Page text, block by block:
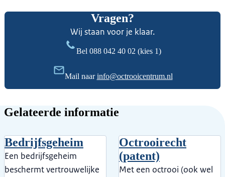
Vragen?
Wij staan voor je klaar.
Bel 088 042 40 02 (kies 1)
Mail naarinfo@octrooicentrum.nl
Gelateerde informatie
Bedrijfsgeheim
Een bedrijfsgeheim
beschermt vertrouwelijke
Octrooirecht
(patent)
Met een octrooi (ook wel